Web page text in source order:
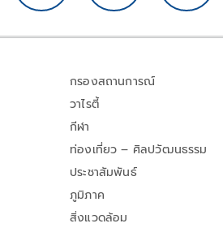
กรองสถานการณ์
วาไรตี้
กีฬา
ท่องเที่ยว – ศิลปวัฒนธรรม
ประชาสัมพันธ์
ภูมิภาค
สิ่งแวดล้อม